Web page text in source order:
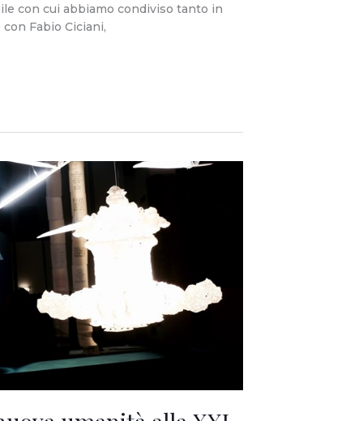
con cui abbiamo condiviso tanto in
Fabio Ciciani,